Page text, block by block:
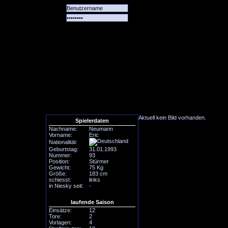
Spielerdaten
Nachname:
Neumann
Vorname:
Eric
Nationalität:
Geburtstag:
31.01.1993
Nummer:
93
Position:
Stürmer
Gewicht:
75 Kg
Größe:
183 cm
schiesst:
links
in Niesky seit:
-
laufende Saison
Einsätze:
12
Tore:
2
Vorlagen:
4
Aktuell kein Bild vorhanden.